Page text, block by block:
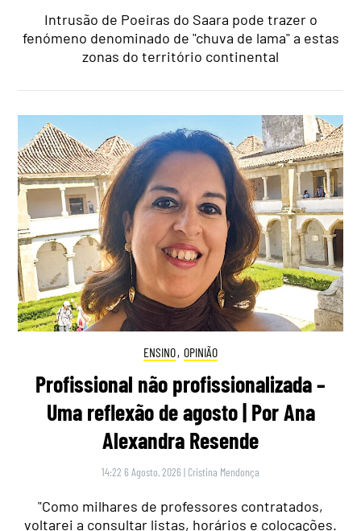
Intrusão de Poeiras do Saara pode trazer o
fenómeno denominado de "chuva de lama" a estas
zonas do território continental
ENSINO, OPINIÃO
Profissional não profissionalizada –
Uma reflexão de agosto | Por Ana
Alexandra Resende
14:22 6 Agosto, 2026 | Cristina Mendonça
"Como milhares de professores contratados,
voltarei a consultar listas, horários e colocações.